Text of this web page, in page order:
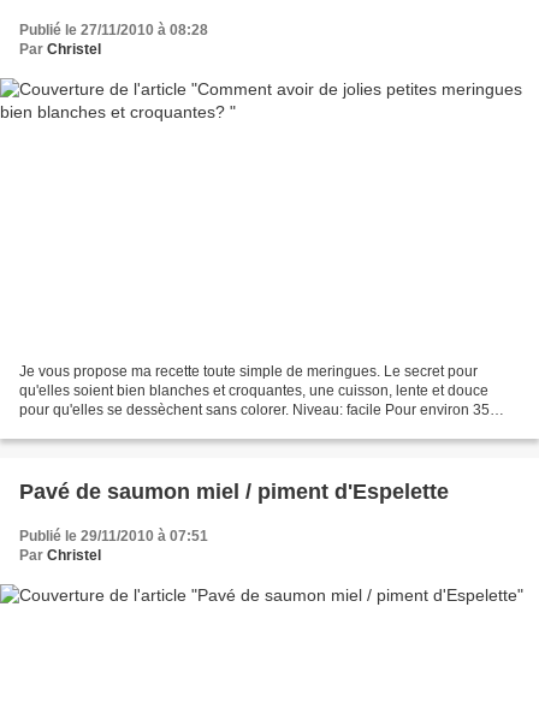
Publié le 27/11/2010 à 08:28
Par Christel
Je vous propose ma recette toute simple de meringues. Le secret pour
qu'elles soient bien blanches et croquantes, une cuisson, lente et douce
pour qu'elles se dessèchent sans colorer. Niveau: facile Pour environ 35
Pavé de saumon miel / piment d'Espelette
Publié le 29/11/2010 à 07:51
Par Christel